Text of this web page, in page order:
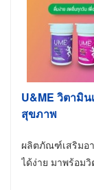
U&ME วิตามิ
สุขภาพ
ผลิตภัณฑ์เสริมอ
ได้ง่าย มาพร้อม